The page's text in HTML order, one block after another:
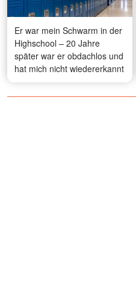
Er war mein Schwarm in der
Highschool – 20 Jahre
später war er obdachlos und
hat mich nicht wiedererkannt